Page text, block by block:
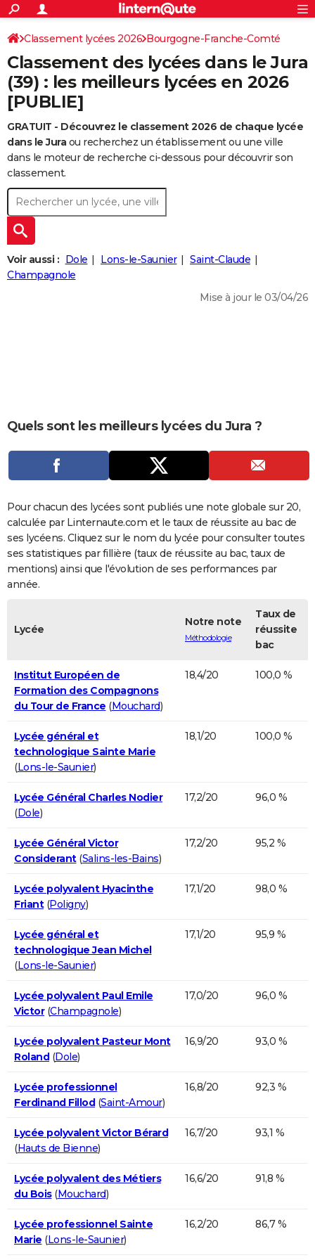
ACTUALITÉS
Politique
Société
Faits Divers
Education
Monde
Villes
+
SPORT
Coupe du monde 2026
Football
Tennis
Cyclisme
Rugby
Forum
Programme TV
TNT
Streaming
Cinéma
Sorties cinéma
Musique
+FINANCE
Retraite
Impôts
Epargne
Immobilier
Risques naturels par ville
Banque
Assurance
Crédit
AUTO
Essais
Réserver un essai
Citadines
Berlines
SUV
Forum auto
+
HIGH-TECH
BRICOLAGE
Forum
Aménagement intérieur
Extérieur
Cuisine
Salle de bains
Jardinage
Rangement
+WEEK-END
Guides de France
Escapades
Patrimoine
Expositions
Musées
Week-end nature
+
LIFESTYLE
Art de vivre
Bien-être
Loisirs
Mode
Modes de vie
+SANTE
Dictionnaire
Biographies
Expressions
Proverbes
PROGRAMME TV
COPAINS D'AVANT
S'inscrire
Se connecter
Lycées
Collèges
Primaires
Universités
Entreprises
Service militaire
Avis de recherche
AVIS DE DÉCÈS
FORUM
Bricolage
Lifestyle
Culture
Sport
Auto
Television
Voyage
Cinema
Rechercher
S'inscrire
Connexion
Classement lycées 2026 Bourgogne-Franche-Comté
Classement des lycées dans le Jura
(39) : les meilleurs lycées en 2026
[PUBLIE]
GRATUIT - Découvrez le classement 2026 de chaque lycée
dans le Jura ou recherchez un établissement ou une ville
dans le moteur de recherche ci-dessous pour découvrir son
classement.
Voir aussi : Dole Lons-le-Saunier
Saint-Claude
Champagnole
Mise à jour le 03/04/26
Quels sont les meilleurs lycées du Jura ?
Pour chacun des lycées sont publiés une note globale sur 20,
calculée par Linternaute.com et le taux de réussite au bac de
ses lycéens. Cliquez sur le nom du lycée pour consulter toutes
ses statistiques par fillière (taux de réussite au bac, taux de
mentions) ainsi que l'évolution de ses performances par
année.
Lycée
Notre note
Méthodologie
Taux de
réussite
bac
Institut Européen de
Formation des Compagnons
du Tour de France (Mouchard)
18,4/20 100,0 %
Lycée général et
technologique Sainte Marie
(Lons-le-Saunier)
18,1/20 100,0 %
Lycée Général Charles Nodier
(Dole)
17,2/20 96,0 %
Lycée Général Victor
Considerant(Salins-les-Bains)
17,2/20 95,2 %
Lycée polyvalent Hyacinthe
Friant(Poligny)
17,1/20 98,0 %
Lycée général et
technologique Jean Michel
(Lons-le-Saunier)
17,1/20 95,9 %
Lycée polyvalent Paul Emile
Victor(Champagnole)
17,0/20 96,0 %
Lycée polyvalent Pasteur Mont
Roland(Dole)
16,9/20 93,0 %
Lycée professionnel
Ferdinand Fillod(Saint-Amour)
16,8/20 92,3 %
Lycée polyvalent Victor Bérard
(Hauts de Bienne)
16,7/20 93,1 %
Lycée polyvalent des Métiers
du Bois(Mouchard)
16,6/20 91,8 %
Lycée professionnel Sainte
Marie (Lons-le-Saunier)
16,2/20 86,7 %